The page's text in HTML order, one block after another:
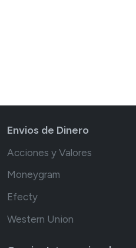
Envios de Dinero
Acciones y Valores
Moneygram
Efecty
Western Union